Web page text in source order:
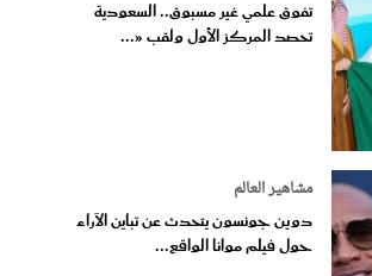
تفوق علمي غير مسبوق.. السعودية
تحصد المركز الأول ولقب «...
مشاهير العالم
دوين جونسون يتحدث عن تباين الآراء
حول فيلم موانا الواقع...